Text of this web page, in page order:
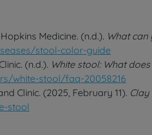
Medicine. (n.d.). What can
stool-color-guide
(n.d.). White stool: What
white-stool/faq-20058216
Clinic. (2025, February 11).
stool